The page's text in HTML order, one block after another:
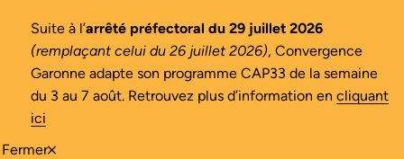
Fermer
Suite à l’arrêté préfectoral du 29 juillet 2026
(remplaçant celui du 26 juillet 2026), Convergence
Garonne adapte son programme CAP33 de la semaine
du 3 au 7 août. Retrouvez plus d’information en cliquant
ici